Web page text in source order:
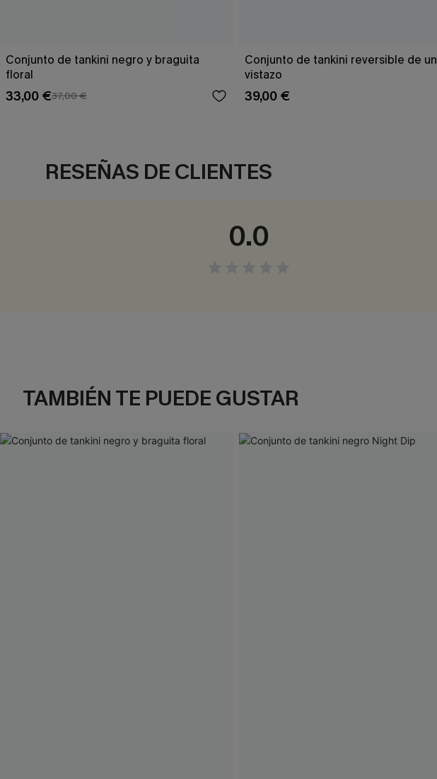
Conjunto de tankini negro y braguita
floral
33,00 €37,00 €
Conjunto de tankini reversible de un
vistazo
39,00 €
RESEÑAS DE CLIENTES
0.0
TAMBIÉN TE PUEDE GUSTAR